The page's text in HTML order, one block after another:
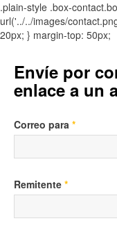
.plain-style .box-
url('../../images/
20px; } margin-top: 50px;
Envíe por
enlace a un
Correo para *
Remitente *